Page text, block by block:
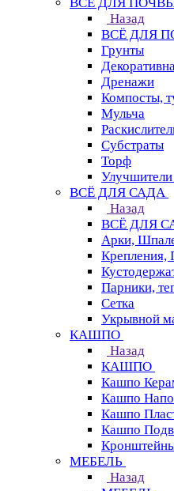
Назад
ВСЁ ДЛЯ
Грунты
Дренажи
Компосты,
Мульча
Субстраты
Торф
ВСЁ ДЛЯ САДА
Назад
ВСЁ ДЛЯ
Арки,
Крепления,
Парники,
Сетка
Укрывной
КАШПО
Назад
КАШПО
Кашпо
Кашпо
Кашпо
Кашпо
МЕБЕЛЬ
Назад